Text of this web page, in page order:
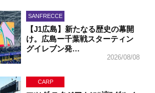
SANFRECCE
【J1広島】新たなる歴史の幕開
け。広島ー千葉戦スターティン
グイレブン発…
2026/08/08
CARP